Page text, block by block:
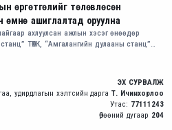
өргөтгөлийг төлөвлөсөн
өмнө ашиглалтад оруулна
ахлуулсан ажлын хэсэг өнөөдөр
ТӨХК, “Амгалангийн дулааны станц”
талбайд ажиллалаа.
ЭХ СУРВАЛЖ
удирдлагын хэлтсийн даргаТ. Ичинхорлоо
Утас: 77111243
Өрөөний дугаар 204